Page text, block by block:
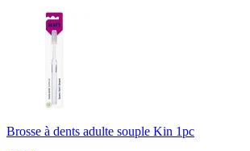
Brosse à dents adulte souple Kin 1pc